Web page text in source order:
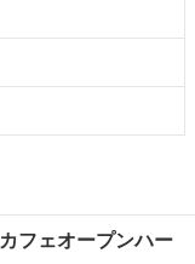
ェオープンハー